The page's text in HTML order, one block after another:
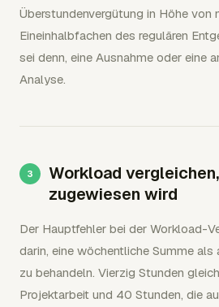
Überstundenvergütung in Höhe von
Eineinhalbfachen des regulären
sei denn, eine Ausnahme oder eine
Analyse.
Workload
zugewiesen wird
Der Hauptfehler bei der Workload-
darin, eine wöchentliche Summe als
zu behandeln. Vierzig Stunden
Projektarbeit und 40 Stunden, die